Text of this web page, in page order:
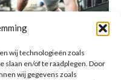
wij technologieën zoals
slaan en/of te raadplegen. Door
wij gegevens zoals